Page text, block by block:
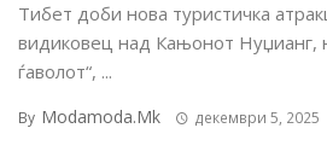
Тибет доби нова туристичка
видиковец над Кањонот Нуџианг,
ѓаволот“, ...
By Modamoda.mk декември 5, 2025